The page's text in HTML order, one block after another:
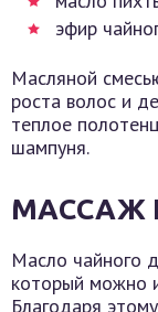
эфир
Масляной
роста волос и
теплое
шампуня.
МАССАЖ
Масло чайного
который можно
Благодаря